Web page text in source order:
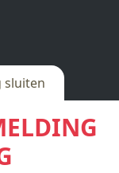
sluiten